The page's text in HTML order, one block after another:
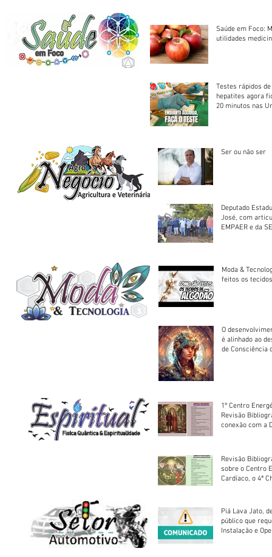
Saúde em Foco:
utilidades
Testes rápidos
hepatites agora
20 minutos nas
Ser ou não ser
Deputado
José, com
EMPAER e da
Moda &
feitos os
O
é alinhado ao
de Consciência
1º Centro
Revisão
conexão com a
Revisão
sobre o Centro
Cardíaco, o 4ª
Piá Lava Jato,
público que
Instalação e